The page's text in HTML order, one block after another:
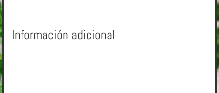
Información adicional